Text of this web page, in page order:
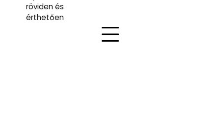
röviden és
érthetően